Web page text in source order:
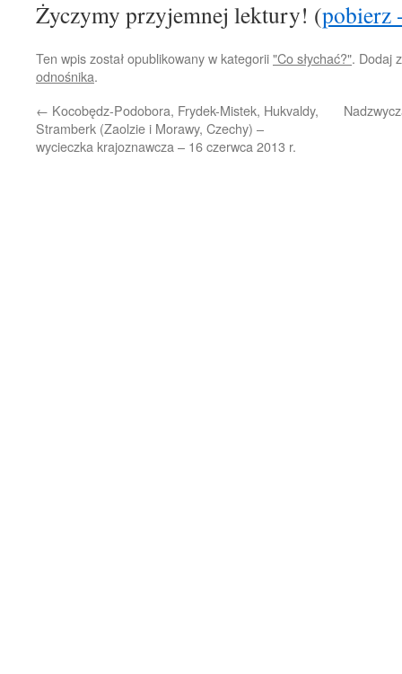
Życzymy przyjemnej lektury! (pobierz
Ten wpis został opublikowany w kategorii"Co słychać?". Dodaj
odnośnika.
← Kocobędz-Podobora, Frydek-Mistek, Hukvaldy,
Stramberk (Zaolzie i Morawy, Czechy) –
wycieczka krajoznawcza – 16 czerwca 2013 r.